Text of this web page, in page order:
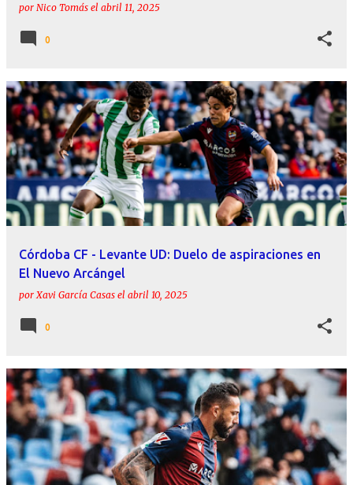
por Nico Tomás el abril 11, 2025
0
Córdoba CF - Levante UD: Duelo de aspiraciones en
El Nuevo Arcángel
porXavi García Casas el abril 10, 2025
0